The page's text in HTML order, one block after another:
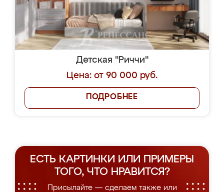
Детская "Риччи"
Цена: от 90 000 руб.
ПОДРОБНЕЕ
ЕСТЬ КАРТИНКИ ИЛИ ПРИМЕРЫ
ТОГО, ЧТО НРАВИТСЯ?
Присылайте — сделаем также или